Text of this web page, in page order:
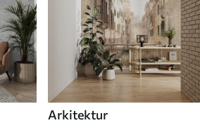
Arkitektur